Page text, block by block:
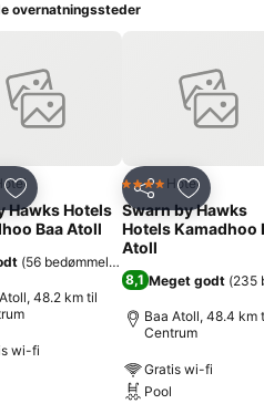
overnatningssteder
Føj til favoritter
Hawks Hotels
Baa Atoll
(56 bedømmelser
48.2 km til
wi-fi
Del Føj til
4 StjernerHotel
Swarn by Hawks
Hotels Kamadhoo
Atoll
8,1 Meget godt (235
Baa Atoll, 48.4 km
Centrum
Gratis wi-fi
Pool